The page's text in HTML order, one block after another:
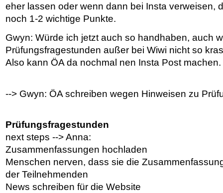
eher lassen oder wenn dann bei Insta verweisen,
noch 1-2 wichtige Punkte.
Gwyn: Würde ich jetzt auch so handhaben, auch
Prüfungsfragestunden außer bei Wiwi nicht so
Also kann ÖA da nochmal nen Insta Post machen.
--> Gwyn: ÖA schreiben wegen Hinweisen zu
Prüfungsfragestunden
next steps --> Anna:
Zusammenfassungen hochladen
Menschen nerven, dass sie die
der Teilnehmenden
News schreiben für die Website